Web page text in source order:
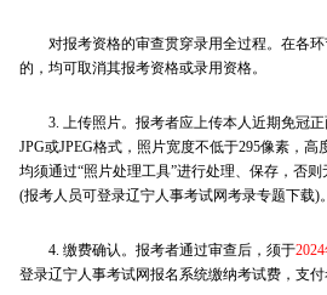
对报考资格的审查贯穿录用全过程。在各环
的，均可取消其报考资格或录用资格。
3. 上传照片。报考者应上传本人近期免冠正
JPG或JPEG格式，照片宽度不低于295像素，
均须通过“照片处理工具”进行处理、保存，否
(报考人员可登录辽宁人事考试网考录专题下载)。
4. 缴费确认。报考者通过审查后，须于
登录辽宁人事考试网报名系统缴纳考试费，支付